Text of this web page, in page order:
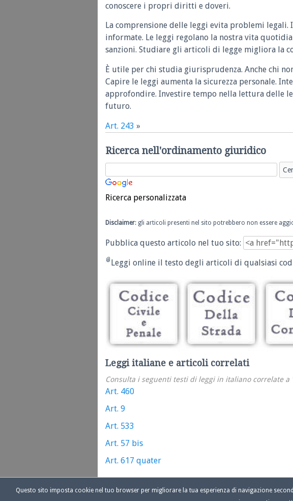
conoscere i propri diritti e doveri.
La comprensione delle leggi evita problemi
informate. Le leggi regolano la nostra vita
sanzioni. Studiare gli articoli di legge migliora la
È utile per chi studia giurisprudenza. Anche chi
Capire le leggi aumenta la sicurezza personale.
approfondire. Investire tempo nella lettura delle
futuro.
Art. 243 »
Ricerca nell'ordinamento giuridico
Ricerca personalizzata
Disclaimer: gli articoli presenti nel sito potrebbero non essere
Pubblica questo articolo nel tuo sito:
Leggi online il testo degli articoli di qualsiasi
Leggi italiane e articoli correlati
Consulta i seguenti testi di leggi in italiano correlate a
Art. 460
Art. 9
Art. 533
Art. 57 bis
Art. 617 quater
Questo sito imposta cookie nel tuo browser per migliorare la tua esperienza di navigazione